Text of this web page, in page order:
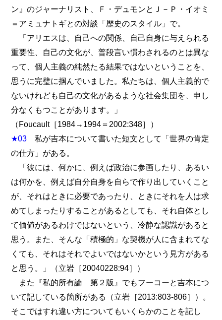
ン』のジャーナリスト、Ｆ・デュモンとＪ－Ｐ・イオミ
＝アミュナトギとの対談「歴史のスタイル」で。
「アリエスは、自己への関係、自己自身に与えられる
重要性、自己の文化が、普段言い慣わされるのとは異な
って、個人主義の純然たる結果ではないということを、
思うに完璧に掴んでいました。私たちは、個人主義的で
ないけれども自己の文化があるような社会集団を、申し
分なくもつことがあります。」
（Foucault［1984→1994＝2002:348］）
★03 私が吉本について書いた短文として「世界の肯定
の仕方」がある。
「彼には、何かに、例えば政治に参画したり、あるい
は何かを、例えば自分自身を自らで作り出していくこと
が、それはときに必要であったり、ときにそれを人は求
めてしまったりすることがあるとしても、それ自体とし
て価値があるわけではないという、冷静な認識があると
思う。また、そんな「積極的」な契機が人に含まれてな
くても、それはそれでよいではないかという見方がある
と思う。」（立岩［20040228:94］）
また『私的所有論 第２版』でもフーコーと吉本につ
いて記している箇所がある（立岩［2013:803-806］）。
そこではすれ違い方についてもいくらかのことを記し